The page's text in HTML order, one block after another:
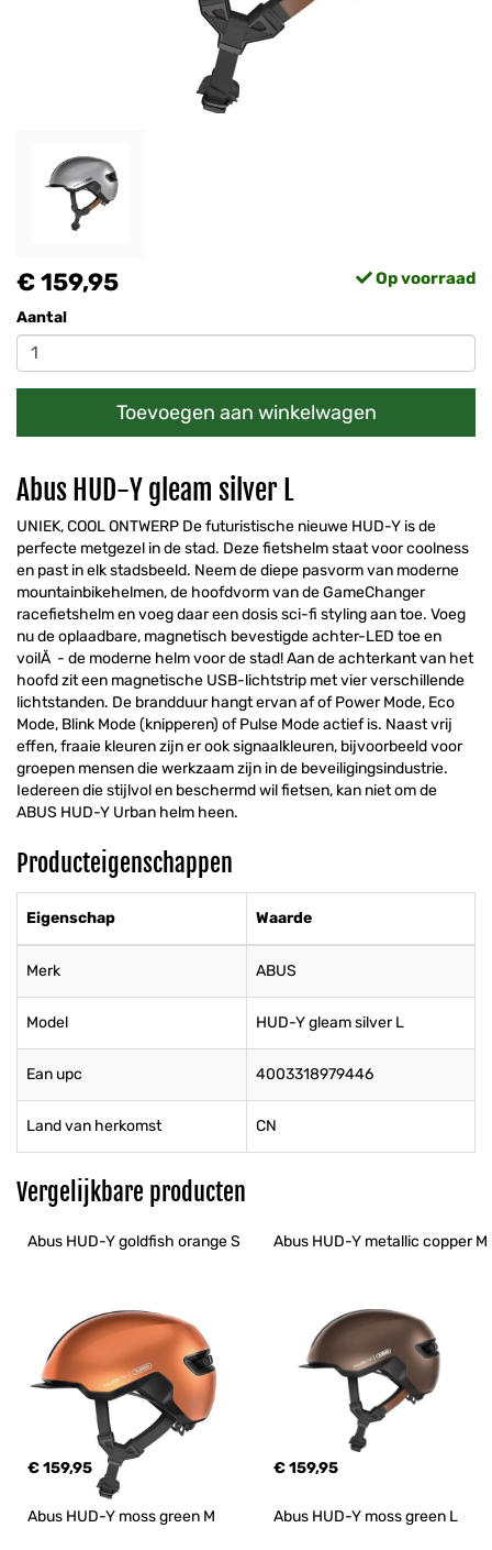
€ 159,95 Op voorraad
Aantal
Toevoegen aan winkelwagen
Abus HUD-Y gleam silver L
UNIEK, COOL ONTWERP De futuristische nieuwe HUD-Y is de
perfecte metgezel in de stad. Deze fietshelm staat voor coolness
en past in elk stadsbeeld. Neem de diepe pasvorm van moderne
mountainbikehelmen, de hoofdvorm van de GameChanger
racefietshelm en voeg daar een dosis sci-fi styling aan toe. Voeg
nu de oplaadbare, magnetisch bevestigde achter-LED toe en
voilĂ - de moderne helm voor de stad! Aan de achterkant van het
hoofd zit een magnetische USB-lichtstrip met vier verschillende
lichtstanden. De brandduur hangt ervan af of Power Mode, Eco
Mode, Blink Mode (knipperen) of Pulse Mode actief is. Naast vrij
effen, fraaie kleuren zijn er ook signaalkleuren, bijvoorbeeld voor
groepen mensen die werkzaam zijn in de beveiligingsindustrie.
Iedereen die stijlvol en beschermd wil fietsen, kan niet om de
ABUS HUD-Y Urban helm heen.
Producteigenschappen
Eigenschap Waarde
Merk ABUS
Model HUD-Y gleam silver L
Ean upc 4003318979446
Land van herkomst CN
Vergelijkbare producten
Abus HUD-Y goldfish orange S
€ 159,95
Abus HUD-Y metallic copper M
€ 159,95
Abus HUD-Y moss green M Abus HUD-Y moss green L